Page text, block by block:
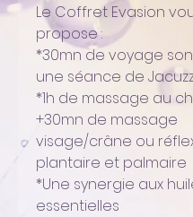
Le Coffret Evasion
propose :
*30mn de voyage
une séance de
*1h de massage au
+30mn de massage
visage/crâne ou
plantaire et palmaire
*Une synergie aux
essentielles